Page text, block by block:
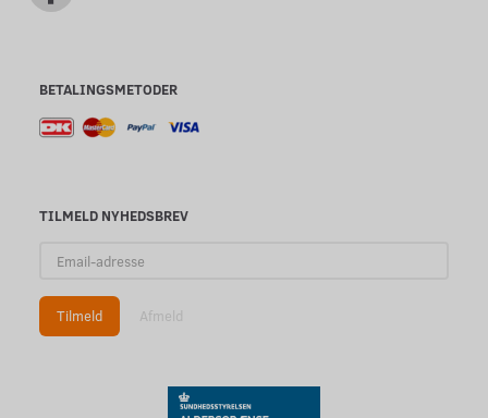
BETALINGSMETODER
TILMELD NYHEDSBREV
adresse
Tilmeld Afmeld